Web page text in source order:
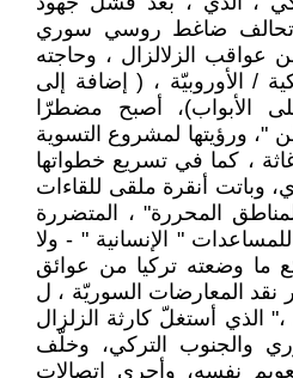
تحالف ضاغط روسي سوري
عواقب الزلالزال ، وحاجته
/ الأوروبيّة ، ( إضافة إلى
الأبواب)، أصبح مضطرّا
ورؤيتها لمشروع التسوية
، كما في تسريع خطواتها
وباتت أنقرة ملقى للقاءات
المحررة" ، المتضررة
" الإنسانية " - ولا
ما وضعته تركيا من عوائق
نقد المعارضات السوريّة ، ل
الذي أستغلّ كارثة الزلزال
والجنوب التركي، وخلّف
نفسه، وأجرى اتصالات